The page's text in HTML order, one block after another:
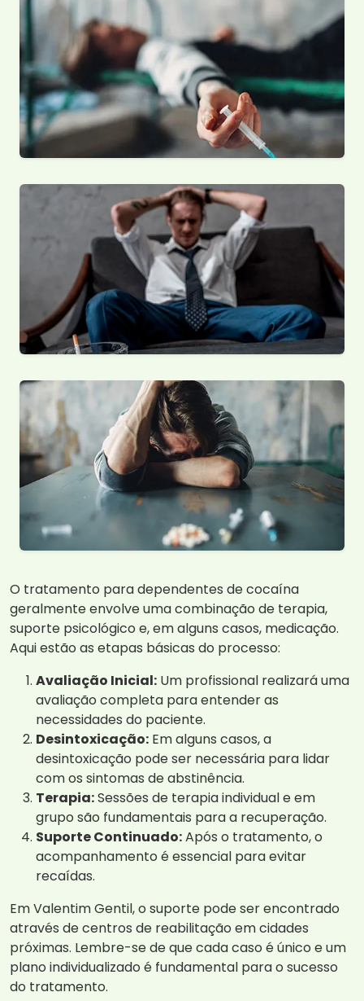
O tratamento para dependentes de cocaína
geralmente envolve uma combinação de terapia,
suporte psicológico e, em alguns casos, medicação.
Aqui estão as etapas básicas do processo:
Avaliação Inicial: Um profissional realizará uma
avaliação completa para entender as
necessidades do paciente.
Desintoxicação: Em alguns casos, a
desintoxicação pode ser necessária para lidar
com os sintomas de abstinência.
Terapia:Sessões de terapia individual e em
grupo são fundamentais para a recuperação.
Suporte Continuado:Após o tratamento, o
acompanhamento é essencial para evitar
recaídas.
Em Valentim Gentil, o suporte pode ser encontrado
através de centros de reabilitação em cidades
próximas. Lembre-se de que cada caso é único e um
plano individualizado é fundamental para o sucesso
do tratamento.